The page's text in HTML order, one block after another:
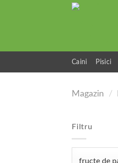
Caini Pisici
Magazin /
Filtru